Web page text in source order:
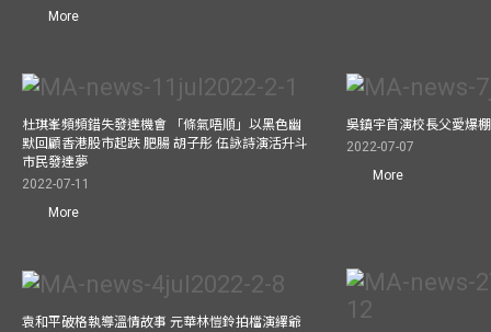
More
杜琪峯頻頻錯失發達機會 「條氣唔順」以黑色幽
默回顧香港股市起跌 肥腸 胡子彤 伍詠詩演活升斗
市民發達夢
2022-07-11
More
吳鎮宇首演校長父愛爆棚
2022-07-07
More
袁和平破格執導溫情故事 元華林愷鈴拍檔演繹爺